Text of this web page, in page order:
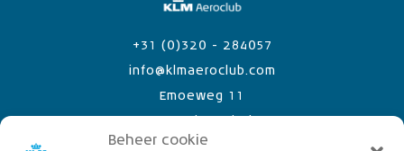
Beheer cookie
Emoeweg 11
info@klmaeroclub.com
+31 (0)320 - 284057